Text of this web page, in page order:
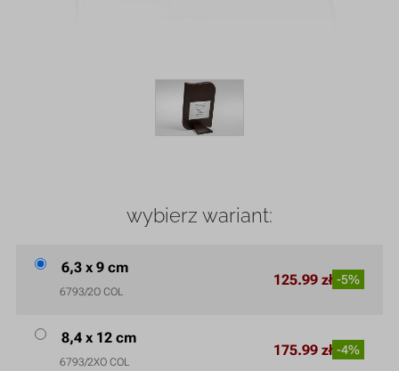
wybierz wariant:
6,3 x 9 cm
6793/2O COL
125.99 zł -5%
8,4 x 12 cm
6793/2XO COL
175.99 zł -4%